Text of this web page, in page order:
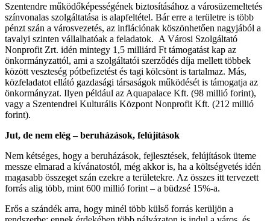
Szentendre működőképességének biztosításához a városüzemeltetés
színvonalas szolgáltatása is alapfeltétel. Bár erre a területre is több
pénzt szán a városvezetés, az inflációnak köszönhetően nagyjából a
tavalyi szinten vállalhatóak a feladatok. A Városi Szolgáltató
Nonprofit Zrt. idén mintegy 1,5 milliárd Ft támogatást kap az
önkormányzattól, ami a szolgáltatói szerződés díja mellett többek
között veszteség pótbefizetést és tagi kölcsönt is tartalmaz. Más,
közfeladatot ellátó gazdasági társaságok működését is támogatja az
önkormányzat. Ilyen például az Aquapalace Kft. (98 millió forint),
vagy a Szentendrei Kulturális Központ Nonprofit Kft. (212 millió
forint).
Jut, de nem elég – beruházások, felújítások
Nem kétséges, hogy a beruházások, fejlesztések, felújítások üteme
messze elmarad a kívánatostól, még akkor is, ha a költségvetés idén
magasabb összeget szán ezekre a területekre. Az összes itt tervezett
forrás alig több, mint 600 millió forint – a büdzsé 15%-a.
Erős a szándék arra, hogy minél több külső forrás kerüljön a